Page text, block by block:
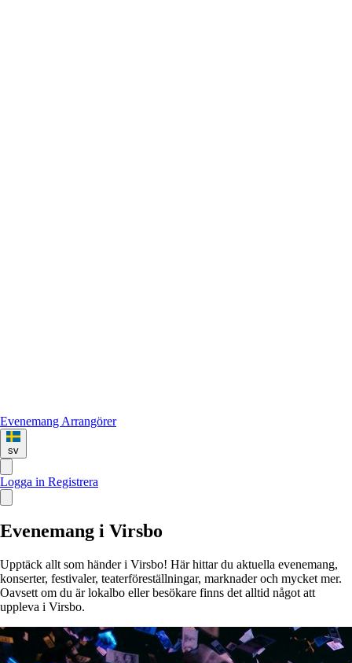
Evenemang Arrangörer
sv
Logga in Registrera
Evenemang i Virsbo
Upptäck allt som händer i Virsbo! Här hittar du aktuella evenemang,
konserter, festivaler, teaterföreställningar, marknader och mycket mer.
Oavsett om du är lokalbo eller besökare finns det alltid något att
uppleva i Virsbo.